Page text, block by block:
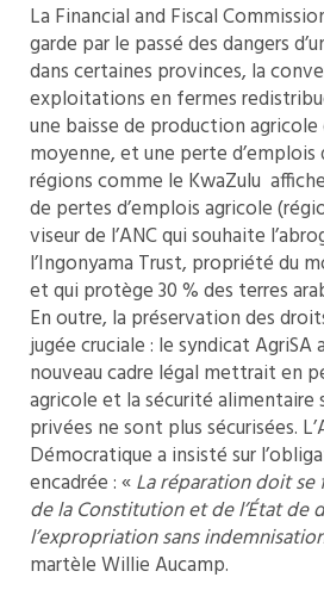
La Financial and Fiscal
garde par le passé des dangers
dans certaines provinces, la
exploitations en fermes
une baisse de production agricole
moyenne, et une perte d’emplois
régions comme le KwaZulu
de pertes d’emplois agricole
viseur de l’ANC qui souhaite
l’Ingonyama Trust, propriété du
et qui protège 30 % des terres
En outre, la préservation des
jugée cruciale : le syndicat
nouveau cadre légal mettrait en
agricole et la sécurité alimentaire
privées ne sont plus sécurisées.
Démocratique a insisté sur
encadrée : «La réparation doit se
de la Constitution et de l’État de
l’expropriation sans
martèle Willie Aucamp.